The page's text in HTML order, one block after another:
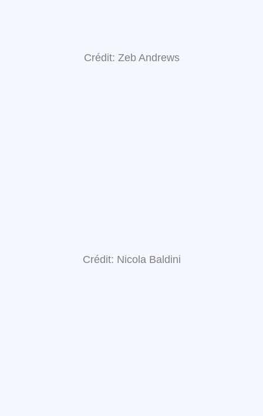
Crédit: Zeb Andrews
Crédit: Nicola Baldini